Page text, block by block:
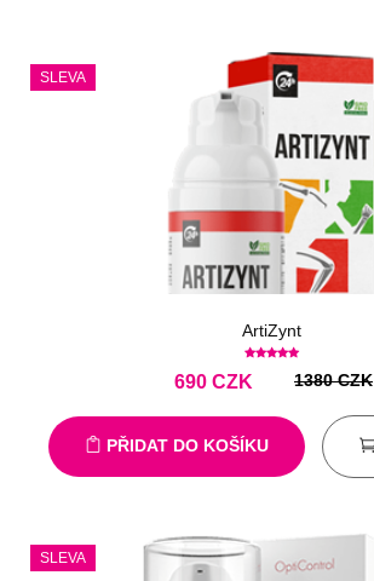
SLEVA
ArtiZynt
CZK
690 1380 CZK
PŘIDAT DO KOŠÍKU
SLEVA